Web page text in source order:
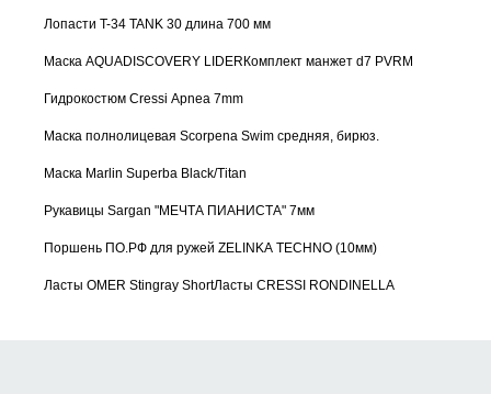
Лопасти T-34 TANK 30 длина 700 мм
Маска AQUADISCOVERY LIDERКомплект манжет d7 PVRM
Гидрокостюм Cressi Apnea 7mm
Маска полнолицевая Scorpena Swim средняя, бирюз.
Маска Marlin Superba Black/Titan
Рукавицы Sargan "МЕЧТА ПИАНИСТА" 7мм
Поршень ПО.РФ для ружей ZELINKA TECHNO (10мм)
Ласты OMER Stingray ShortЛасты CRESSI RONDINELLA